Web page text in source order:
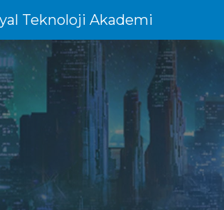
Teknoloji Akademi